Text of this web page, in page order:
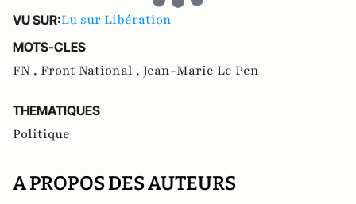
VU SUR:Lu sur Libération
MOTS-CLES
FN , Front National , Jean-Marie Le Pen
THEMATIQUES
Politique
A PROPOS DES AUTEURS